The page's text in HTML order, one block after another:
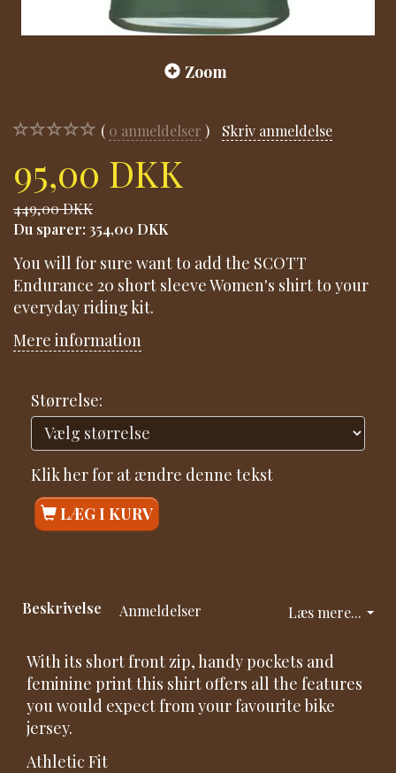
Zoom
0 anmeldelser Skriv anmeldelse
95,00 DKK
449,00 DKK
Du sparer: 354,00 DKK
You will for sure want to add the SCOTT
Endurance 20 short sleeve Women's shirt to your
everyday riding kit.
Mere information
Størrelse:
Klik her for at ændre denne tekst
LÆG I KURV
Læs mere...
Beskrivelse Anmeldelser
With its short front zip, handy pockets and
feminine print this shirt offers all the features
you would expect from your favourite bike
jersey.
Athletic Fit